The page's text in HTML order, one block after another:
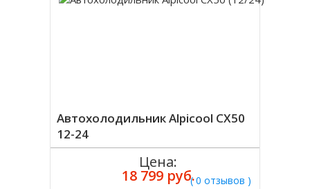
Автохолодильник Alpicool CX50
12-24
( 0 отзывов )
Цена:
18 799 руб.